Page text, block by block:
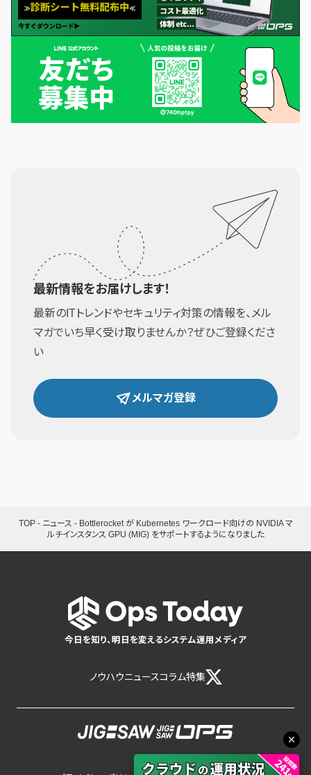
最新情報をお届けします！
最新のITトレンドやセキュリティ対策の情報を、メル
マガでいち早く受け取りませんか？ぜひご登録くださ
い
メルマガ登録
TOP- ニュース - Bottlerocket が Kubernetes ワークロード向けの NVIDIA マ
ルチインスタンス GPU (MIG) をサポートするようになりました
今日を知り、明日を変えるシステム運用メディア
ノウハウニュースコラム特集